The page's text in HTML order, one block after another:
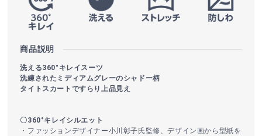
商品説明
洗える360°キレイスーツ
洗練されたミディアムグレーのシャドー柄
タイトスカートですらり上品見え
〇360°キレイシルエット
・ファッションデザイナー小川彰子氏監修、デザイン画から型紙を